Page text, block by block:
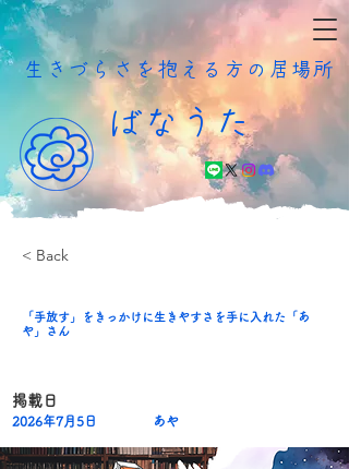
​生きづらさを抱える方の居場所
ばなうた
< Back
「手放す」をきっかけに生きやすさを手に入れた「あ
や」さん
​掲載日
2026年7月5日 あや